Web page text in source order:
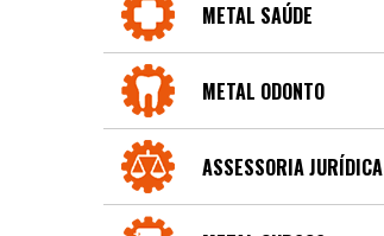
METAL SAÚDE
METAL ODONTO
ASSESSORIA JURÍDICA